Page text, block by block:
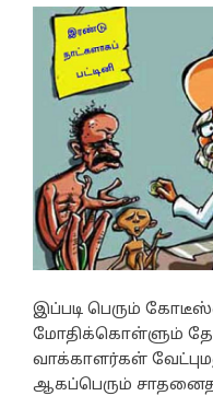
இப்படி பெரும்
மோதிக்கொள்ளும்
வாக்காளர்கள்
ஆகப்பெரும்